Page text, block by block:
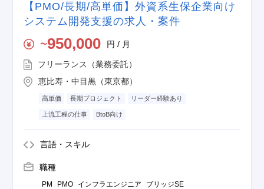
【PMO/長期/高単価】外資系生保企業向け
システム開発支援の求人・案件
〜950,000 円 / 月
フリーランス（業務委託）
恵比寿・中目黒（東京都）
高単価 長期プロジェクト リーダー経験あり
上流工程の仕事 BtoB向け
言語・スキル
職種
PM PMO インフラエンジニア
ブリッジSE